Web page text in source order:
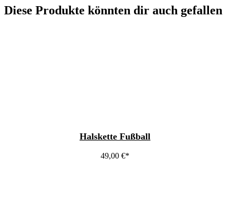
Diese Produkte könnten dir auch gefallen
Halskette Fußball
49,00 €